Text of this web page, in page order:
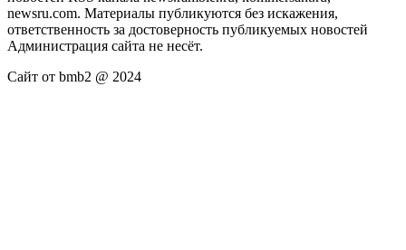
newsru.com. Материалы публикуются без искажения,
ответственность за достоверность публикуемых новостей
Администрация сайта не несёт.
Сайт от bmb2 @ 2024